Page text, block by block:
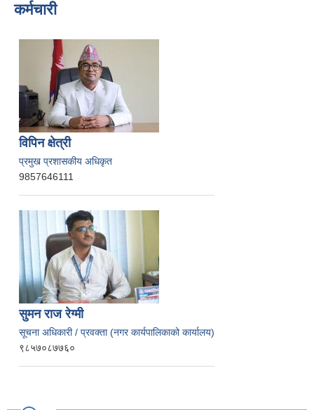
कर्मचारी
विपिन क्षेत्री
प्रमुख प्रशासकीय अधिकृत
9857646111
सुमन राज रेग्मी
सूचना अधिकारी / प्रवक्ता (नगर कार्यपालिकाको कार्यालय)
९८५७०८७७६०